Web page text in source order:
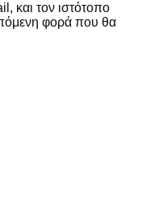
και τον ιστότοπο
φορά που θα